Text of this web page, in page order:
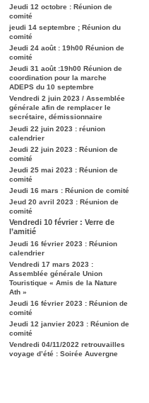
Jeudi 12 octobre : Réunion de
comité
jeudi 14 septembre ; Réunion du
comité
Jeudi 24 août : 19h00 Réunion de
comité
Jeudi 31 août :19h00 Réunion de
coordination pour la marche
ADEPS du 10 septembre
Vendredi 2 juin 2023 / Assemblée
générale afin de remplacer le
secrétaire, démissionnaire
Jeudi 22 juin 2023 : réunion
calendrier
Jeudi 22 juin 2023 : Réunion de
comité
Jeudi 25 mai 2023 : Réunion de
comité
Jeudi 16 mars : Réunion de comité
Jeud 20 avril 2023 : Réunion de
comité
Vendredi 10 février : Verre de
l’amitié
Jeudi 16 février 2023 : Réunion
calendrier
Vendredi 17 mars 2023 :
Assemblée générale Union
Touristique « Amis de la Nature
Ath »
Jeudi 16 février 2023 : Réunion de
comité
Jeudi 12 janvier 2023 : Réunion de
comité
Vendredi 04/11/2022 retrouvailles
voyage d’été : Soirée Auvergne